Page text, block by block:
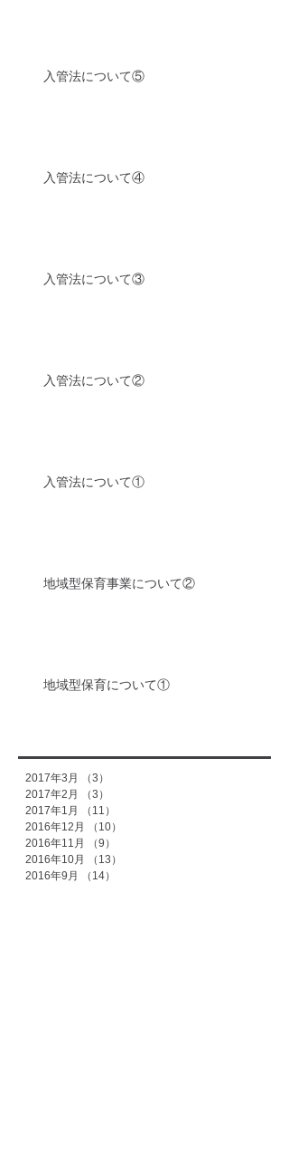
入管法について⑤
入管法について④
入管法について③
入管法について②
入管法について①
地域型保育事業について②
地域型保育について①
2017年3月 （3）
2017年2月
（3）
2017年1月
（11）
2016年12月
（10）
2016年11月
（9）
2016年10月
（13）
2016年9月
（14）